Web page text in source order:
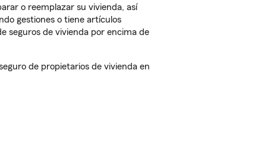
o reemplazar su vivienda, así
gestiones o tiene artículos
seguros de vivienda por encima de
de propietarios de vivienda en